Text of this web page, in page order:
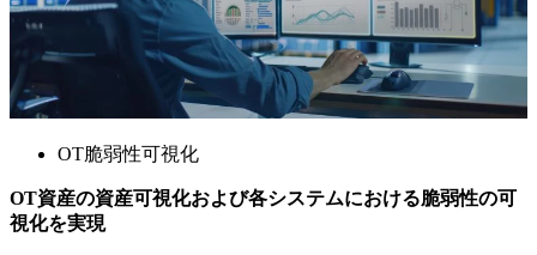
OT脆弱性可視化
OT資産の資産可視化および各システムにおける脆弱性の可
視化を実現